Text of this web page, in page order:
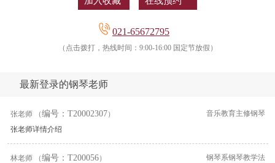
021-65672795
（点击拨打，热线时间：9:00-16:00 国定节放假）
最新登录的钢琴老师
张老师 （编号：T20002307）
音乐教育主修钢琴
张老师详情介绍
林老师 （编号：T200056）
钢琴系钢琴教学法